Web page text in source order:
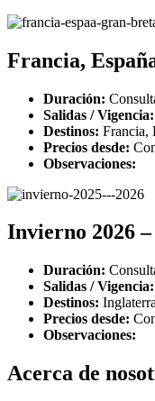
Francia,
Duración:
Salidas / Vigencia:
Destinos: Francia,
Precios desde:
Observaciones:
Invierno 2026 –
Duración:
Salidas / Vigencia:
Destinos:
Precios desde:
Observaciones:
Acerca de